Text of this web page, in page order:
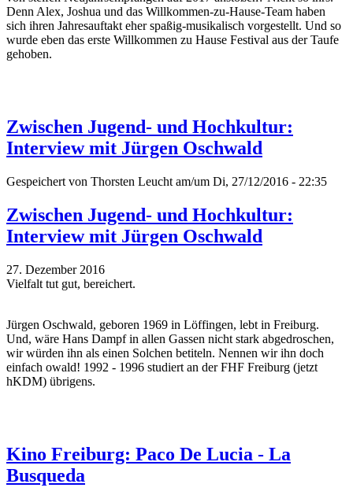
Denn Alex, Joshua und das Willkommen-zu-Hause-Team haben
sich ihren Jahresauftakt eher spaßig-musikalisch vorgestellt. Und so
wurde eben das erste Willkommen zu Hause Festival aus der Taufe
gehoben.
Zwischen Jugend- und Hochkultur:
Interview mit Jürgen Oschwald
Gespeichert von Thorsten Leucht am/um Di, 27/12/2016 - 22:35
Zwischen Jugend- und Hochkultur:
Interview mit Jürgen Oschwald
27. Dezember 2016
Vielfalt tut gut, bereichert.
Jürgen Oschwald, geboren 1969 in Löffingen, lebt in Freiburg.
Und, wäre Hans Dampf in allen Gassen nicht stark abgedroschen,
wir würden ihn als einen Solchen betiteln. Nennen wir ihn doch
einfach owald! 1992 - 1996 studiert an der FHF Freiburg (jetzt
hKDM) übrigens.
Kino Freiburg: Paco De Lucia - La
Busqueda